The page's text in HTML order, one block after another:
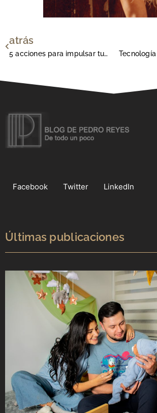
Ant
atrás
5 acciones para impulsar tu tienda online
Facebook Twitter LinkedIn
Últimas publicaciones